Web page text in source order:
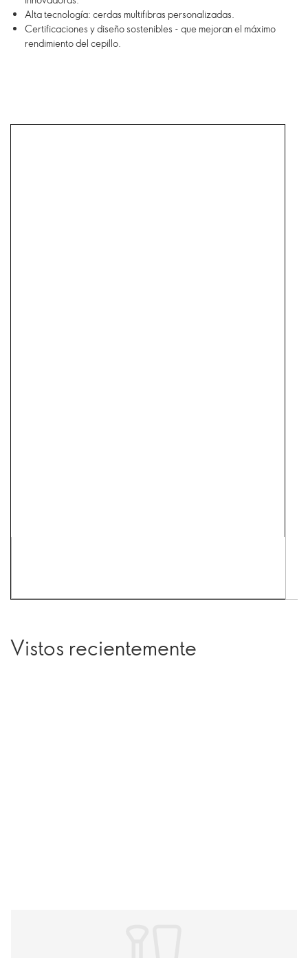
Alta tecnología: cerdas multifibras personalizadas.
Certificaciones y diseño sostenibles - que mejoran el máximo
rendimiento del cepillo.
Vistos recientemente